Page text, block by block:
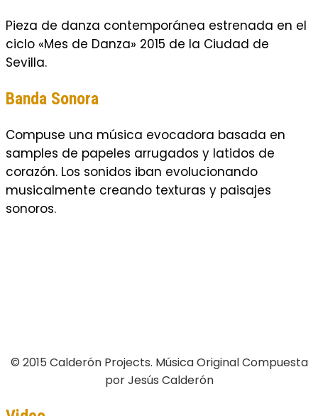
Pieza de danza contemporánea estrenada en el
ciclo «Mes de Danza» 2015 de la Ciudad de
Sevilla.
Banda Sonora
Compuse una música evocadora basada en
samples de papeles arrugados y latidos de
corazón. Los sonidos iban evolucionando
musicalmente creando texturas y paisajes
sonoros.
© 2015 Calderón Projects. Música Original Compuesta
por Jesús Calderón